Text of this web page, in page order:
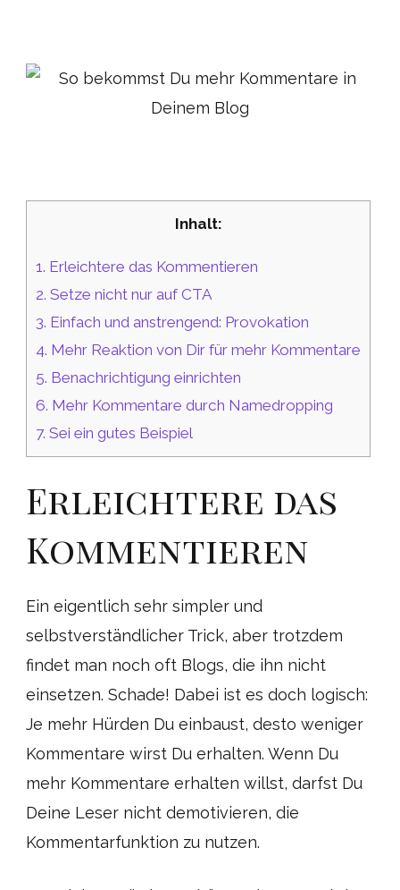
Inhalt:
1. Erleichtere das Kommentieren
2. Setze nicht nur auf CTA
3. Einfach und anstrengend: Provokation
4. Mehr Reaktion von Dir für mehr Kommentare
5. Benachrichtigung einrichten
6. Mehr Kommentare durch Namedropping
7. Sei ein gutes Beispiel
Erleichtere das
Kommentieren
Ein eigentlich sehr simpler und
selbstverständlicher Trick, aber trotzdem
findet man noch oft Blogs, die ihn nicht
einsetzen. Schade! Dabei ist es doch logisch:
Je mehr Hürden Du einbaust, desto weniger
Kommentare wirst Du erhalten. Wenn Du
mehr Kommentare erhalten willst, darfst Du
Deine Leser nicht demotivieren, die
Kommentarfunktion zu nutzen.